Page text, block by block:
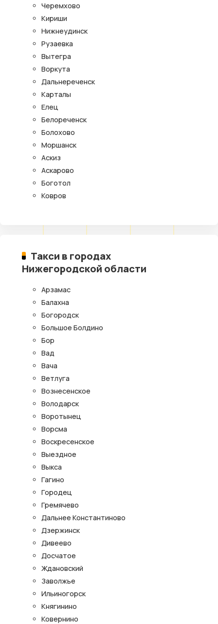
Черемхово
Кириши
Нижнеудинск
Рузаевка
Вытегра
Воркута
Дальнереченск
Карталы
Елец
Белореченск
Болохово
Моршанск
Аскиз
Аскарово
Боготол
Ковров
Такси в городах
Нижегородской области
Арзамас
Балахна
Богородск
Большое Болдино
Бор
Вад
Вача
Ветлуга
Вознесенское
Володарск
Воротынец
Ворсма
Воскресенское
Выездное
Выкса
Гагино
Городец
Гремячево
Дальнее Константиново
Дзержинск
Дивеево
Досчатое
Ждановский
Заволжье
Ильиногорск
Княгинино
Ковернино